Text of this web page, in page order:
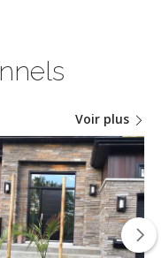
Voir plus